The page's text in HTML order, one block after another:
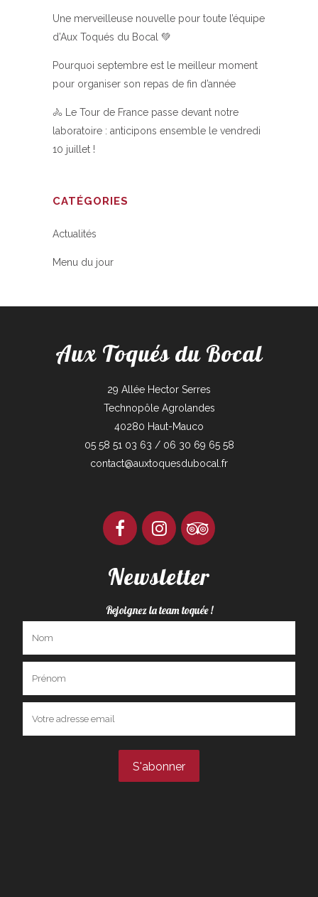
Une merveilleuse nouvelle pour toute l’équipe
d’Aux Toqués du Bocal 💚
Pourquoi septembre est le meilleur moment
pour organiser son repas de fin d’année
🚴 Le Tour de France passe devant notre
laboratoire : anticipons ensemble le vendredi
10 juillet !
CATÉGORIES
Actualités
Menu du jour
Aux Toqués du Bocal
29 Allée Hector Serres
Technopôle Agrolandes
40280 Haut-Mauco
05 58 51 03 63 / 06 30 69 65 58
contact@auxtoquesdubocal.fr
Newsletter
Rejoignez la team toquée !